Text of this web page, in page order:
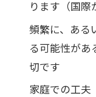
ります（国際
頻繁に、ある
る可能性があ
切です
家庭での工夫